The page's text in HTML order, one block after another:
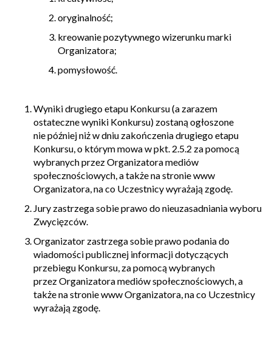
oryginalność;
kreowanie pozytywnego wizerunku marki
Organizatora;
pomysłowość.
Wyniki drugiego etapu Konkursu (a zarazem
ostateczne wyniki Konkursu) zostaną ogłoszone
nie później niż w dniu zakończenia drugiego etapu
Konkursu, o którym mowa w pkt. 2.5.2 za pomocą
wybranych przez Organizatora mediów
społecznościowych, a także na stronie www
Organizatora, na co Uczestnicy wyrażają zgodę.
Jury zastrzega sobie prawo do nieuzasadniania wyboru
Zwycięzców.
Organizator zastrzega sobie prawo podania do
wiadomości publicznej informacji dotyczących
przebiegu Konkursu, za pomocą wybranych
przez Organizatora mediów społecznościowych, a
także na stronie www Organizatora, na co Uczestnicy
wyrażają zgodę.